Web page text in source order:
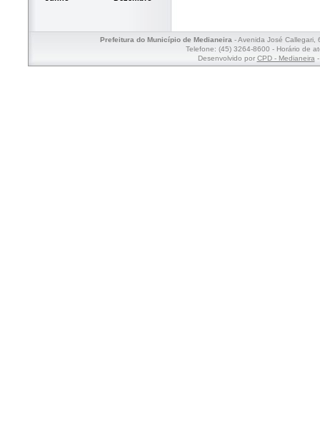
Prefeitura do Município de Medianeira- Avenida José Callegari,
Telefone: (45) 3264-8600 - Horário de
Desenvolvido por CPD - Medianeira-